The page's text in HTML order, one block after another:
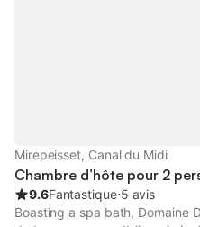
Mirepeisset, Canal du Midi
Chambre d’hôte pour 2
9.6Fantastique⋅5 avis
Boasting a spa bath, Domaine